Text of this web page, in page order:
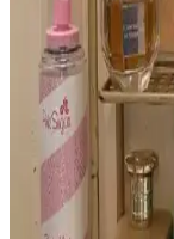
Mugler Aura
Koku Deneyimi
Mugler Aura, özgün
koleksiyoncuları
bulmak zor ve
sunar.
Yatmadan
ve Uyku